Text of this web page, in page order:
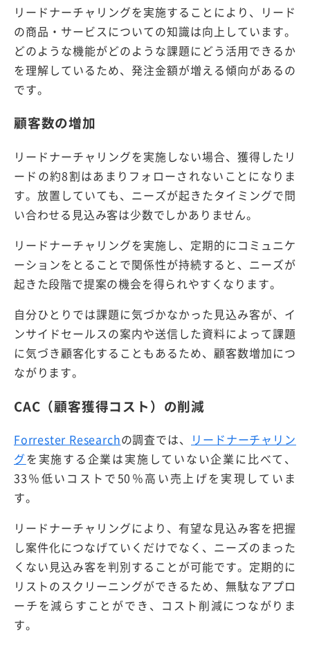
リードナーチャリングを実施することにより、リード
の商品・サービスについての知識は向上しています。
どのような機能がどのような課題にどう活用できるか
を理解しているため、発注金額が増える傾向があるの
です。
顧客数の増加
リードナーチャリングを実施しない場合、獲得したリ
ードの約8割はあまりフォローされないことになりま
す。放置していても、ニーズが起きたタイミングで問
い合わせる見込み客は少数でしかありません。
リードナーチャリングを実施し、定期的にコミュニケ
ーションをとることで関係性が持続すると、ニーズが
起きた段階で提案の機会を得られやすくなります。
自分ひとりでは課題に気づかなかった見込み客が、イ
ンサイドセールスの案内や送信した資料によって課題
に気づき顧客化することもあるため、顧客数増加につ
ながります。
CAC（顧客獲得コスト）の削減
Forrester Researchの調査では、
リードナーチャリン
グを実施する企業は実施していない企業に比べて、
33％低いコストで50％高い売上げを実現していま
す。
リードナーチャリングにより、有望な見込み客を把握
し案件化につなげていくだけでなく、ニーズのまった
くない見込み客を判別することが可能です。定期的に
リストのスクリーニングができるため、無駄なアプロ
ーチを減らすことができ、コスト削減につながりま
す。